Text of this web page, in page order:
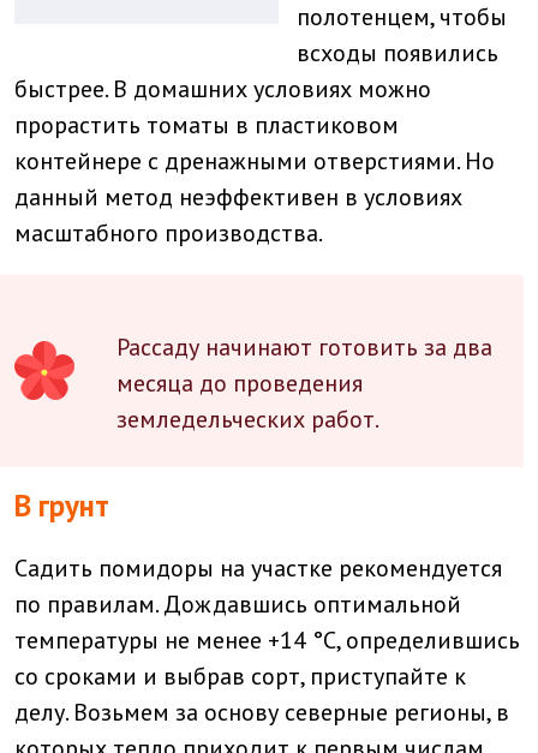
полотенцем, чтобы
всходы появились
быстрее. В домашних условиях можно
прорастить томаты в пластиковом
контейнере с дренажными отверстиями. Но
данный метод неэффективен в условиях
масштабного производства.
Рассаду начинают готовить за два
месяца до проведения
земледельческих работ.
В грунт
Садить помидоры на участке рекомендуется
по правилам. Дождавшись оптимальной
температуры не менее +14 °C, определившись
со сроками и выбрав сорт, приступайте к
делу. Возьмем за основу северные регионы, в